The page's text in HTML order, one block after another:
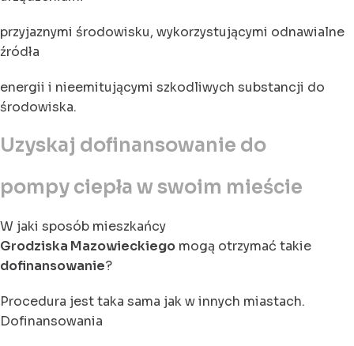
przyjaznymi środowisku, wykorzystującymi odnawialne
źródła
energii i nieemitującymi szkodliwych substancji do
środowiska.
Uzyskaj dofinansowanie do
pompy ciepła w swoim mieście
W jaki sposób mieszkańcy
Grodziska Mazowieckiego mogą otrzymać takie
dofinansowanie?
Procedura jest taka sama jak w innych miastach.
Dofinansowania